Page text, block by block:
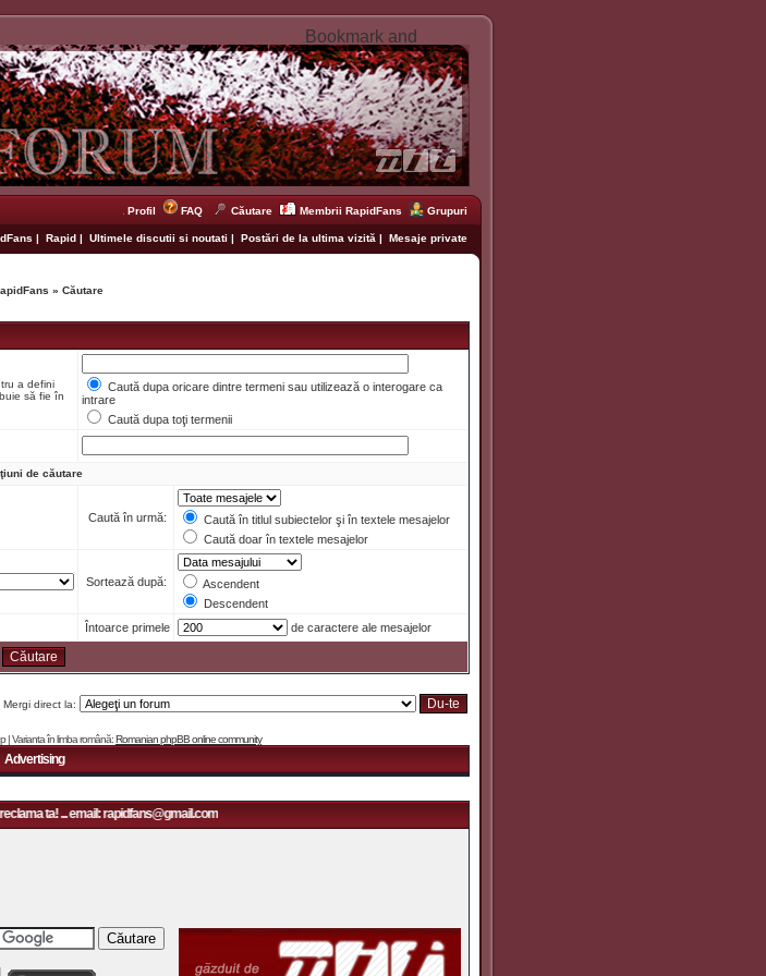
Profil FAQ Căutare Membrii RapidFans Grupuri
| Rapid | Ultimele discutii si noutati | Postări de la ultima vizită | Mesaje private
» Căutare
a defini
să fie în
Caută dupa oricare dintre termeni sau utilizează o interogare ca
intrare
Caută dupa toţi termenii
de căutare
Caută în urmă:
Caută în titlul subiectelor şi în textele mesajelor
Caută doar în textele mesajelor
Sortează după:
Ascendent
Descendent
Întoarce primele de caractere ale mesajelor
Mergi direct la:
Varianta în limba română:Romanian phpBB online community
Advertising
ta! ... email: rapidfans@gmail.com